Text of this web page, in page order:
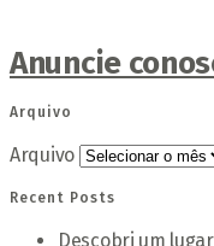
Anuncie
Arquivo
Arquivo
Recent Posts
Descobri um